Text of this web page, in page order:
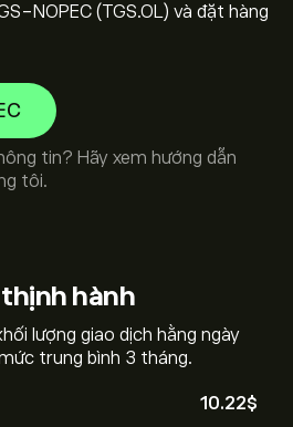
hành
lượng giao dịch hằng ngày
trung bình 3 tháng.
10.22‎$‎
NOPEC (TGS.OL) và đặt hàng
tin? Hãy xem hướng dẫn
tôi.